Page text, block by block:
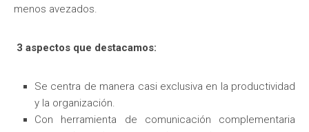
menos avezados.
3 aspectos que destacamos:
Se centra de manera casi exclusiva en la productividad
y la organización.
Con herramienta de comunicación complementaria